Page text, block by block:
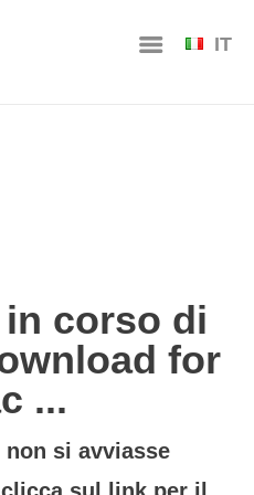
IT
corso di
for
...
si avviasse
sul link per il